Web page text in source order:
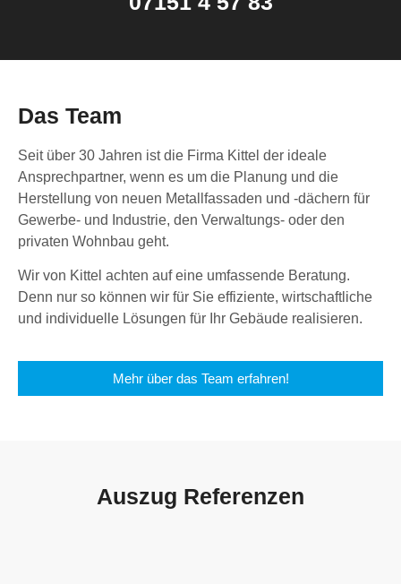
Das Team
Seit über 30 Jahren ist die Firma Kittel der ideale
Ansprechpartner, wenn es um die Planung und die
Herstellung von neuen Metallfassaden und -dächern für
Gewerbe- und Industrie, den Verwaltungs- oder den
privaten Wohnbau geht.
Wir von Kittel achten auf eine umfassende Beratung.
Denn nur so können wir für Sie effiziente, wirtschaftliche
und individuelle Lösungen für Ihr Gebäude realisieren.
Mehr über das Team erfahren!
Auszug Referenzen